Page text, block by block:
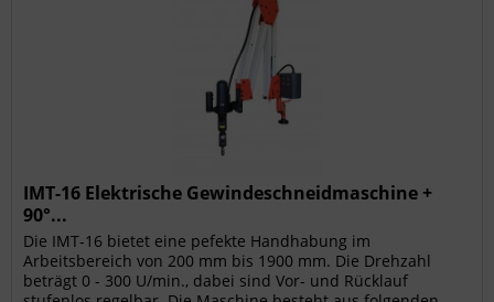
IMT-16 Elektrische Gewindeschneidmaschine +
90°...
Die IMT-16 bietet eine pefekte Handhabung im
Arbeitsbereich von 200 mm bis 1900 mm. Die Drehzahl
beträgt 0 - 300 U/min., dabei sind Vor- und Rücklauf